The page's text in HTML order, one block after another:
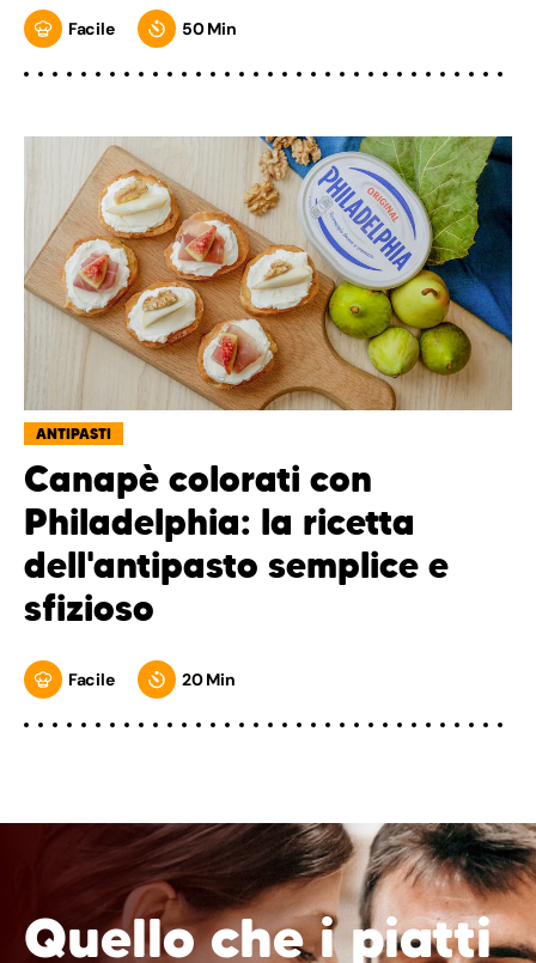
Facile 50 Min
ANTIPASTI
Canapè colorati con
Philadelphia: la ricetta
dell'antipasto semplice e
sfizioso
Facile 20 Min
Quello che i piatti